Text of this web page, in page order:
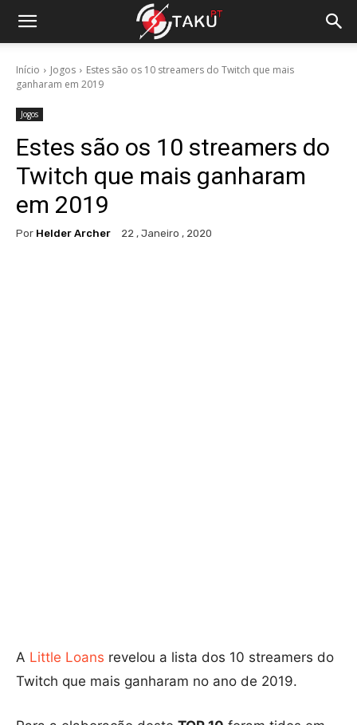
Início Jogos
Estes são os 10 streamers do Twitch que mais
ganharam em 2019
Jogos
Estes são os 10 streamers do
Twitch que mais ganharam
em 2019
Por Helder Archer 22 , Janeiro , 2020
A Little Loans revelou a lista dos 10 streamers do
Twitch que mais ganharam no ano de 2019.